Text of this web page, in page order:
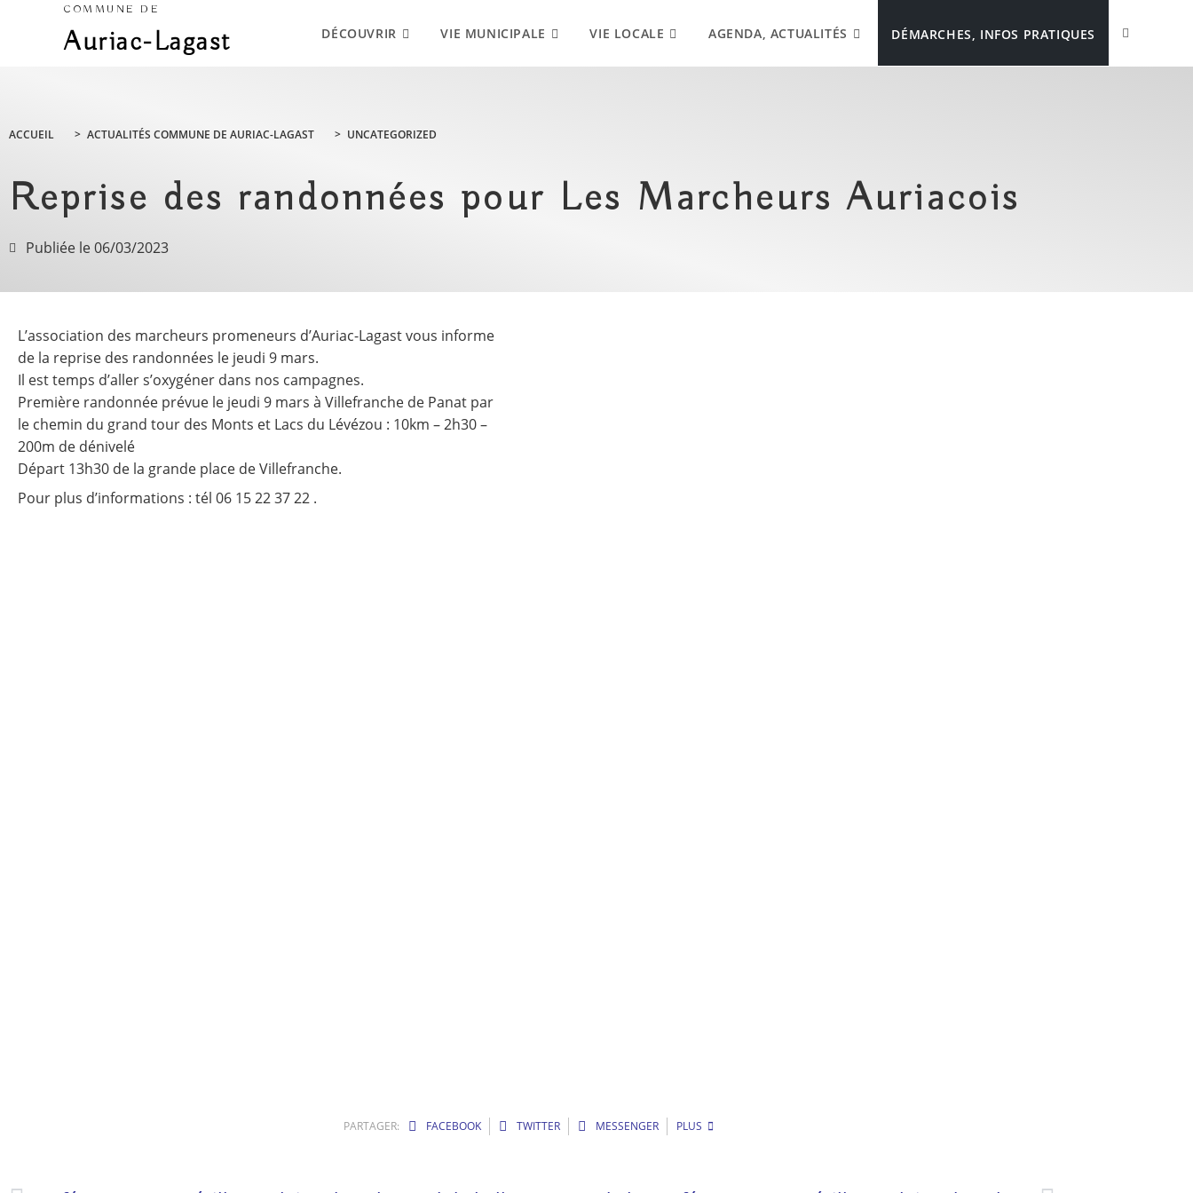
COMMUNE DE
Auriac-Lagast DÉCOUVRIR VIE MUNICIPALE VIE LOCALE AGENDA, ACTUALITÉS DÉMARCHES, INFOS PRATIQUES
ACCUEIL > ACTUALITÉS COMMUNE DE AURIAC-LAGAST > UNCATEGORIZED
Reprise des randonnées pour Les Marcheurs Auriacois
Publiée le06/03/2023
L’association des marcheurs promeneurs d’Auriac-Lagast vous informe
de la reprise des randonnées le jeudi 9 mars.
Il est temps d’aller s’oxygéner dans nos campagnes.
Première randonnée prévue le jeudi 9 mars à Villefranche de Panat par
le chemin du grand tour des Monts et Lacs du Lévézou : 10km – 2h30 –
200m de dénivelé
Départ 13h30 de la grande place de Villefranche.
Pour plus d’informations : tél 06 15 22 37 22 .
PARTAGER: FACEBOOK TWITTER MESSENGER PLUS